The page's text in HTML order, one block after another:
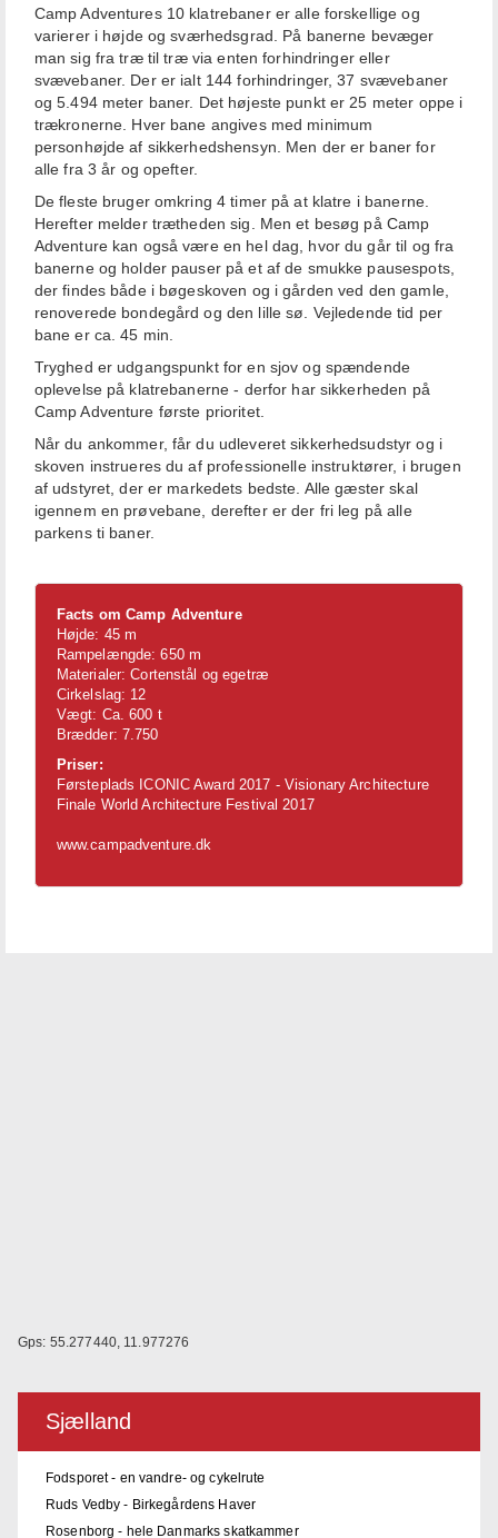
Camp Adventures 10 klatrebaner er alle forskellige og
varierer i højde og sværhedsgrad. På banerne bevæger
man sig fra træ til træ via enten forhindringer eller
svævebaner. Der er ialt 144 forhindringer, 37 svævebaner
og 5.494 meter baner. Det højeste punkt er 25 meter oppe i
trækronerne. Hver bane angives med minimum
personhøjde af sikkerhedshensyn. Men der er baner for
alle fra 3 år og opefter.
De fleste bruger omkring 4 timer på at klatre i banerne.
Herefter melder trætheden sig. Men et besøg på Camp
Adventure kan også være en hel dag, hvor du går til og fra
banerne og holder pauser på et af de smukke pausespots,
der findes både i bøgeskoven og i gården ved den gamle,
renoverede bondegård og den lille sø. Vejledende tid per
bane er ca. 45 min.
Tryghed er udgangspunkt for en sjov og spændende
oplevelse på klatrebanerne - derfor har sikkerheden på
Camp Adventure første prioritet.
Når du ankommer, får du udleveret sikkerhedsudstyr og i
skoven instrueres du af professionelle instruktører, i brugen
af udstyret, der er markedets bedste. Alle gæster skal
igennem en prøvebane, derefter er der fri leg på alle
parkens ti baner.
Facts om Camp Adventure
Højde: 45 m
Rampelængde: 650 m
Materialer: Cortenstål og egetræ
Cirkelslag: 12
Vægt: Ca. 600 t
Brædder: 7.750
Priser:
Førsteplads ICONIC Award 2017 - Visionary Architecture
Finale World Architecture Festival 2017
www.campadventure.dk
Gps: 55.277440, 11.977276
Sjælland
Fodsporet - en vandre- og cykelrute
Ruds Vedby - Birkegårdens Haver
Rosenborg - hele Danmarks skatkammer